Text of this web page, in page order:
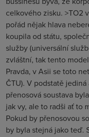
celkového zisku. >TO2
pořád nějak hlava
koupila od státu,
služby (universální
zvláštní, tak tento
Pravda, v Asii se toto
ČTU). V podstatě
přenosová soustava
jak vy, ale to radši ať to
Pokud by přenosovou
by byla stejná jako teď.